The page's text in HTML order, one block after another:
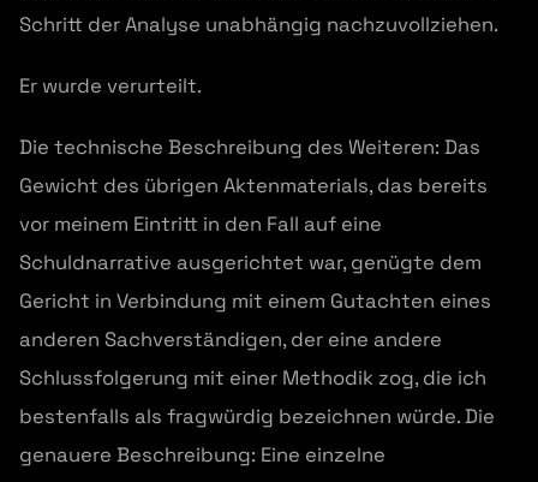
Schritt der Analyse unabhängig nachzuvollziehen.
Er wurde verurteilt.
Die technische Beschreibung des Weiteren: Das
Gewicht des übrigen Aktenmaterials, das bereits
vor meinem Eintritt in den Fall auf eine
Schuldnarrative ausgerichtet war, genügte dem
Gericht in Verbindung mit einem Gutachten eines
anderen Sachverständigen, der eine andere
Schlussfolgerung mit einer Methodik zog, die ich
bestenfalls als fragwürdig bezeichnen würde. Die
genauere Beschreibung: Eine einzelne